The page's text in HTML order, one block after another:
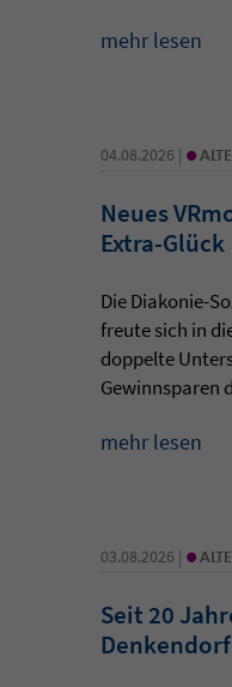
mehr lesen
04.08.2026 | •
Neues
Extra-Glück
Die Diakonie-
freute sich in
doppelte
Gewinnsparen
mehr lesen
03.08.2026 | •
Seit 20
Denkendorf